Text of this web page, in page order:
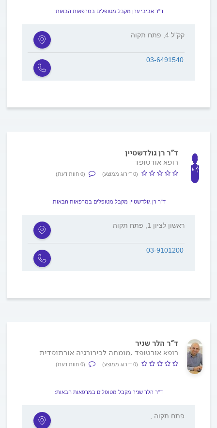
ד"ר אביבי ערן מקבל מטופלים במרפאות הבאות:
קק"ל 4, פתח תקוה
03-6491540
ד"ר רן גולדשטיין
רופא אורטופד
(0 דירוג ממוצע) (0 חוות דעת)
ד"ר רן גולדשטיין מקבל מטופלים במרפאות הבאות:
ראשון לציון 1, פתח תקוה
03-9101200
ד"ר הלר שניר
רופא אורטופד ,מומחה לכירורגיה אורתופדית
(0 דירוג ממוצע) (0 חוות דעת)
ד"ר הלר שניר מקבל מטופלים במרפאות הבאות:
, פתח תקוה